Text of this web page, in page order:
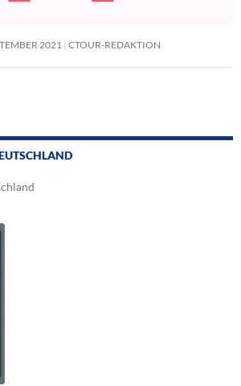
2021 CTOUR-REDAKTION